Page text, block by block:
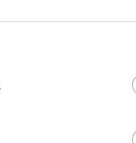
με τη
να
του
και
και με